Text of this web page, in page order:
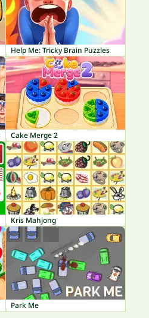
Help Me: Tricky Brain Puzzles
Cake Merge 2
Kris Mahjong
Park Me